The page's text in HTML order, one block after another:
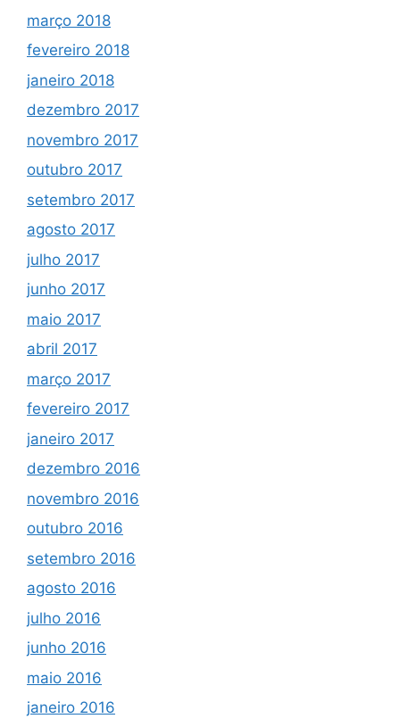
março 2018
fevereiro 2018
janeiro 2018
dezembro 2017
novembro 2017
outubro 2017
setembro 2017
agosto 2017
julho 2017
junho 2017
maio 2017
abril 2017
março 2017
fevereiro 2017
janeiro 2017
dezembro 2016
novembro 2016
outubro 2016
setembro 2016
agosto 2016
julho 2016
junho 2016
maio 2016
janeiro 2016